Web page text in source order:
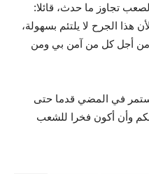
تجاوز ما حدث، قائلا:
الجرح لا يلتئم بسهولة،
أجل كل من آمن بي ومن
في المضي قدما حتى
وأن أكون فخرا للشعب